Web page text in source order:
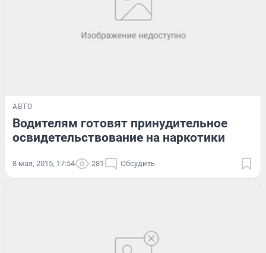
АВТО
Водителям готовят принудительное
освидетельствование на наркотики
8 мая, 2015, 17:54 281 Обсудить